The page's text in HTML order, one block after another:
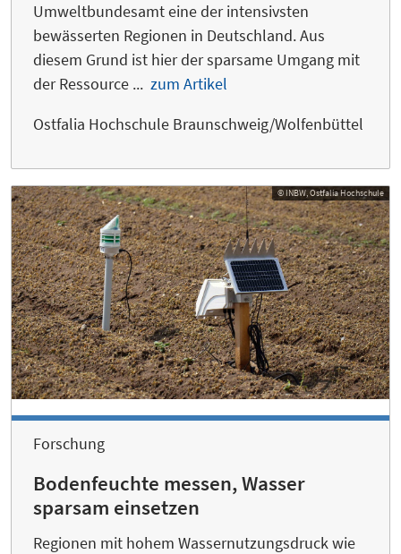
Umweltbundesamt eine der intensivsten
bewässerten Regionen in Deutschland. Aus
diesem Grund ist hier der sparsame Umgang mit
der Ressource ... zum Artikel
Ostfalia Hochschule Braunschweig/Wolfenbüttel
© INBW, Ostfalia Hochschule
Forschung
Bodenfeuchte messen, Wasser
sparsam einsetzen
Regionen mit hohem Wassernutzungsdruck wie